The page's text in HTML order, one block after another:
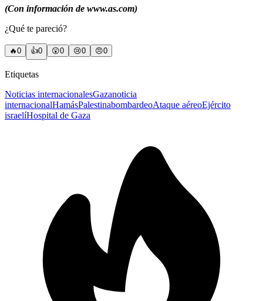
(Con información de www.as.com)
¿Qué te pareció?
🔥0 👍0 😲0 😢0 😠0
Etiquetas
Noticias internacionalesGazanoticia
internacionalHamásPalestinabombardeoAtaque aéreoEjército
israelíHospital de Gaza